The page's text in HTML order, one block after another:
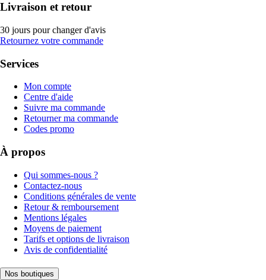
Livraison et retour
30 jours pour changer d'avis
Retournez votre commande
Services
Mon compte
Centre d'aide
Suivre ma commande
Retourner ma commande
Codes promo
À propos
Qui sommes-nous ?
Contactez-nous
Conditions générales de vente
Retour & remboursement
Mentions légales
Moyens de paiement
Tarifs et options de livraison
Avis de confidentialité
Nos boutiques